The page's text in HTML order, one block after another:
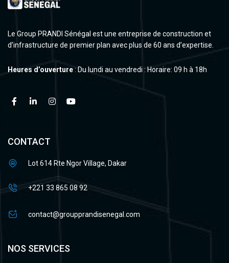
Le Group PRANDI Sénégal est une entreprise de construction et
d’infrastructure de premier plan avec plus de 60 ans d’expertise.
Heures d’ouverture: Du lundi au vendredi : Horaire: 09 h à 18h
CONTACT
Lot 614 Rte Ngor Village, Dakar
+221 33 865 08 92
contact@groupprandisenegal.com
NOS SERVICES